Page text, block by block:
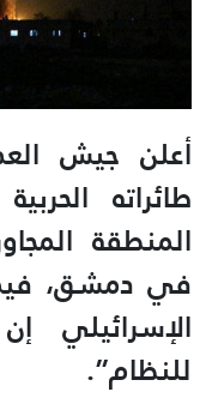
أعلن جيش
طائراته
المنطقة
في دمشق،
الإسرائيلي
للنظام”.